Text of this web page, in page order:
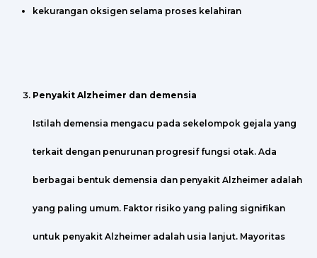
kekurangan oksigen selama proses kelahiran
Penyakit Alzheimer dan demensia
Istilah demensia mengacu pada sekelompok gejala yang
terkait dengan penurunan progresif fungsi otak. Ada
berbagai bentuk demensia dan penyakit Alzheimer adalah
yang paling umum. Faktor risiko yang paling signifikan
untuk penyakit Alzheimer adalah usia lanjut. Mayoritas